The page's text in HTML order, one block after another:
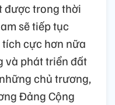
được trong thời
sẽ tiếp tục
cực hơn nữa
và phát triển đất
chủ trương,
Đảng Cộng